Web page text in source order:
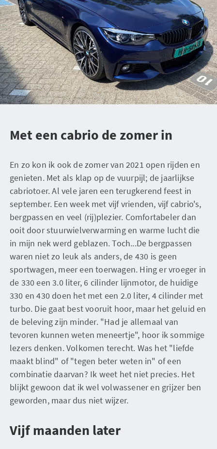
Met een cabrio de zomer in
En zo kon ik ook de zomer van 2021 open rijden en
genieten. Met als klap op de vuurpijl; de jaarlijkse
cabriotoer. Al vele jaren een terugkerend feest in
september. Een week met vijf vrienden, vijf cabrio's,
bergpassen en veel (rij)plezier. Comfortabeler dan
ooit door stuurwielverwarming en warme lucht die
in mijn nek werd geblazen. Toch...De bergpassen
waren niet zo leuk als anders, de 430 is geen
sportwagen, meer een toerwagen. Hing er vroeger in
de 330 een 3.0 liter, 6 cilinder lijnmotor, de huidige
330 en 430 doen het met een 2.0 liter, 4 cilinder met
turbo. Die gaat best vooruit hoor, maar het geluid en
de beleving zijn minder. "Had je allemaal van
tevoren kunnen weten meneertje", hoor ik sommige
lezers denken. Volkomen terecht. Was het "liefde
maakt blind" of "tegen beter weten in" of een
combinatie daarvan? Ik weet het niet precies. Het
blijkt gewoon dat ik wel volwassener en grijzer ben
geworden, maar dus niet wijzer.
Vijf maanden later